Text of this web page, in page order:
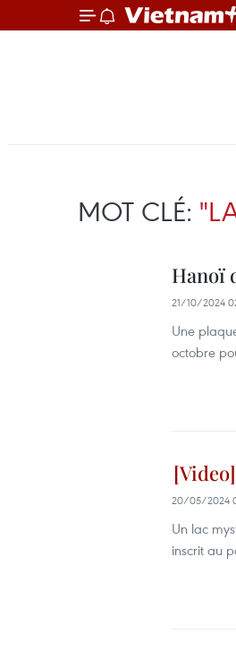
MOT CLÉ:
Hanoï
21/10/2024
Une
octobre
20/05/2024
Un lac
inscrit au